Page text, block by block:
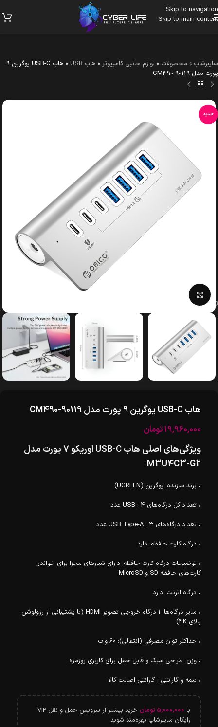
Skip to navigation
Skip to main content
سایبرشاپ » محصولات » لوازم جانبی کامپیوتر » هاب USB »
هاب USB-C یوگرین 9
پورت مدل CM490-90119
جدید
بزرگنمایی تصویر
هاب USB-C یوگرین 9 پورت مدل CM490-90119
19,960,000تومان
ویژگی‌های اصلی هاب USB-C اوریکو 7 پورت مدل
M3U4C3-G2
• برند سازنده: یوگرین (UGREEN)
• تعداد کل درگاه‌های USB : 4 عدد
• تعداد درگاه‌های USB Type-A : ۳ عدد
• درگاه کارت حافظه: دارد
• توضیحات درگاه کارت حافظه: دارای شیارهای مجزا برای خواندن
کارت‌های حافظه SD و MicroSD
• درگاه اترنت: دارد
• سایر درگاه‌ها: ۱ درگاه خروجی تصویر HDMI (با پشتیبانی از رزولوشن
بالای 4K)
• حداکثر توان مصرفی (انتقالی): ۶۰ وات
• وزن: طراحی سبک و قابل حمل برای کاربری روزمره
• بیمه و گارانتی : گارانتی اصالت کالا
با 5,000,000 تومان
خرید بیشتر از سرویس حمل و نقل VIP
رایگان سایبرشاپ بهره‌مند شوید